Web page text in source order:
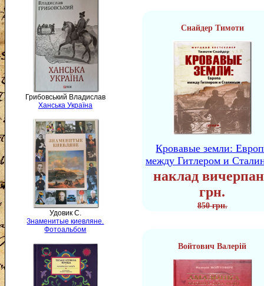
Грибовський Владислав
Ханська Україна
Удовик С.
Знаменитые киевляне.
Фотоальбом
Снайдер Тимоти
Кровавые земли:
между Гитлером и
наклад
грн.
850 грн.
Войтович Валерій